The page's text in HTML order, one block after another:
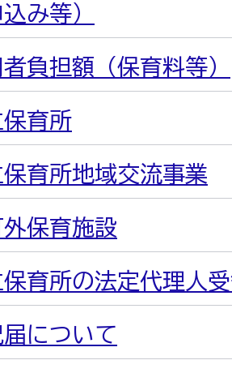
み等）
負担額（保育料等）
育所
育所地域交流事業
保育施設
育所の法定代理人
について